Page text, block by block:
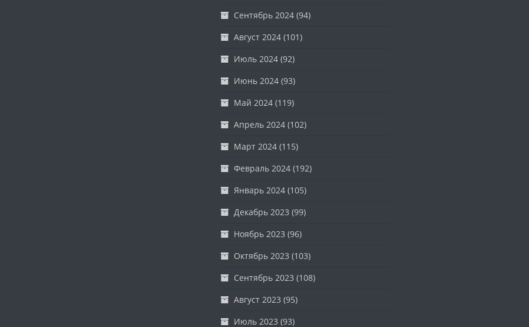
Сентябрь 2024(94)
Август 2024(101)
Июль 2024(92)
Июнь 2024(93)
Май 2024(119)
Апрель 2024(102)
Март 2024(115)
Февраль 2024(192)
Январь 2024(105)
Декабрь 2023 (99)
Ноябрь 2023 (96)
Октябрь 2023 (103)
Сентябрь 2023 (108)
Август 2023 (95)
Июль 2023 (93)